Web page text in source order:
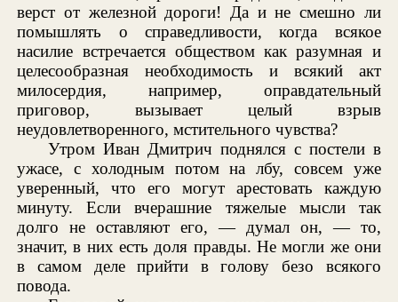
верст от железной дороги! Да и не смешно ли
помышлять о справедливости, когда всякое
насилие встречается обществом как разумная и
целесообразная необходимость и всякий акт
милосердия, например, оправдательный
приговор, вызывает целый взрыв
неудовлетворенного, мстительного чувства?
Утром Иван Дмитрич поднялся с постели в
ужасе, с холодным потом на лбу, совсем уже
уверенный, что его могут арестовать каждую
минуту. Если вчерашние тяжелые мысли так
долго не оставляют его, — думал он, — то,
значит, в них есть доля правды. Не могли же они
в самом деле прийти в голову безо всякого
повода.